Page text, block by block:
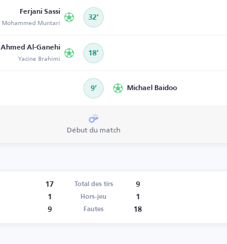
Ferjani Sassi
Mohammed Muntari 32’
Ahmed Al-Ganehi
Yacine Brahimi 18’
9’ Michael Baidoo
Début du match
17 Total des tirs
9
1
Hors-jeu
1
9
Fautes 18